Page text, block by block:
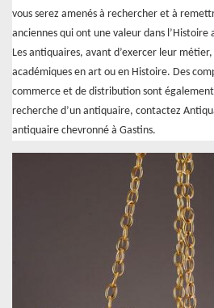
vous serez amenés à rechercher et à
anciennes qui ont une valeur dans
Les antiquaires, avant d’exercer leur
académiques en art ou en Histoire. Des
commerce et de distribution sont également
recherche d’un antiquaire, contactez
antiquaire chevronné à Gastins.